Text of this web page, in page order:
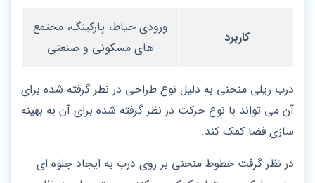
کاربرد
ورودی حیاط، پارکینگ، مجتمع‌
های مسکونی و صنعتی
درب ریلی منحنی به دلیل نوع طراحی در نظر گرفته شده برای
آن می تواند با نوع حرکت در نظر گرفته شده برای آن به بهینه‌
سازی فضا کمک کند.
در نظر گرفت خطوط منحنی بر روی درب به ایجاد جلوه‌ ای